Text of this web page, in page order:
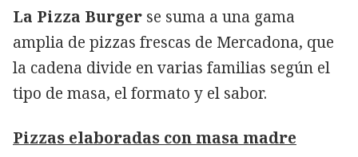
La Pizza Burger se suma a una gama
amplia de pizzas frescas de Mercadona, que
la cadena divide en varias familias según el
tipo de masa, el formato y el sabor.
Pizzas elaboradas con masa madre